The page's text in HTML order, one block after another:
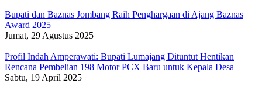
Bupati dan Baznas Jombang Raih Penghargaan di Ajang Baznas
Award 2025
Jumat, 29 Agustus 2025
Profil Indah Amperawati: Bupati Lumajang Dituntut Hentikan
Rencana Pembelian 198 Motor PCX Baru untuk Kepala Desa
Sabtu, 19 April 2025